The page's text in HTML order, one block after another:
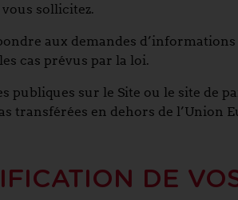
sollicitez.
aux demandes
cas prévus par la loi.
sur le Site ou le site de
transférées en dehors de l’Union
DE